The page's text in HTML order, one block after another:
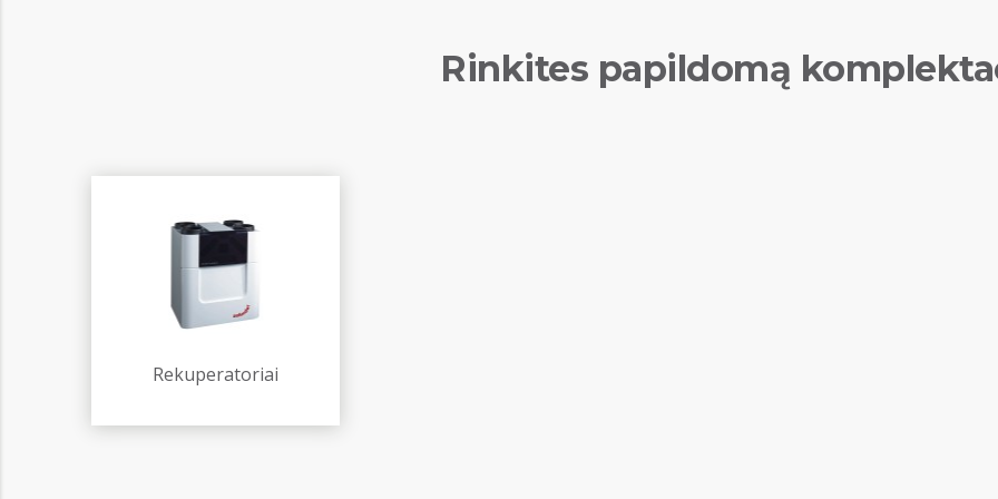
Rinkites papildomą
Rekuperatoriai